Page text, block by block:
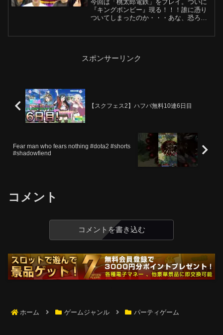
今回は「桃太郎電鉄」をプレイ。ついに
『キングボンビー』現る！！！誰に憑り
ついてしまったのか・・・あな、恐ろし
スポンサーリンク
【スクフェス2】ハフバ無料10連6日目
Fear man who fears nothing #dota2 #shorts
#shadowfiend
コメント
コメントを書き込む
ホーム ゲームジャンル パーティゲーム